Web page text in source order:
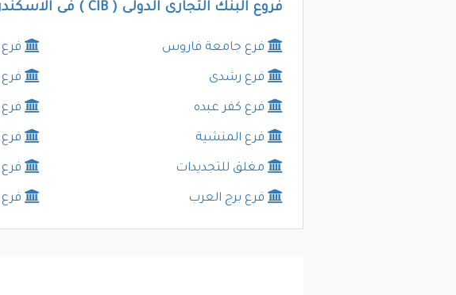
فروع البنك التجارى الدولى ( CIB ) فى الاسكندرية
فرع جامعة فاروس فرع
فرع رشدى فرع
فرع كفر عبده
فرع المنشية
مغلق للتجديدات فرع
فرع برج العرب